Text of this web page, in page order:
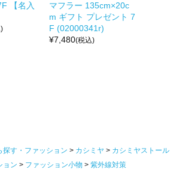
【名入
マフラー 135cm×20c
m ギフト プレゼント 7
F (02000341r)
¥7,480(税込)
探す・ファッション カシミヤ
カシミヤストール
ョン ファッション小物
紫外線対策